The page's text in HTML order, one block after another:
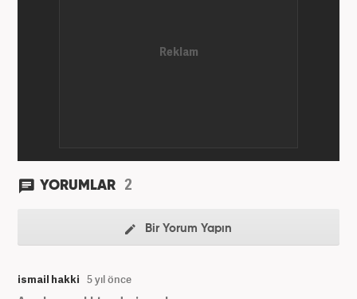
YORUMLAR 2
Bir Yorum Yapın
ismail hakki 5 yıl önce